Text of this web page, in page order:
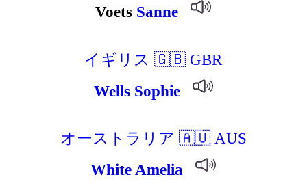
Voets Sanne
イギリス 🇬🇧 GBR
Wells Sophie
オーストラリア 🇦🇺 AUS
White Amelia